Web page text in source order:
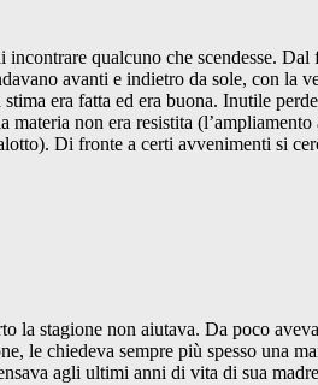
qualcuno che scendesse.
avanti e indietro da sole, con
era fatta ed era buona. Inutile
non era resistita
Di fronte a certi avvenimenti si
la stagione non aiutava. Da poco
le chiedeva sempre più spesso una
agli ultimi anni di vita di sua